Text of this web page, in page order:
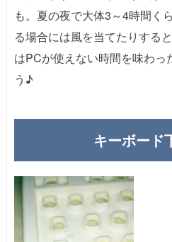
も。夏の夜で大体3～4時間く
る場合には風を当てたりする
はPCが使えない時間を味わっ
う♪
キーボード